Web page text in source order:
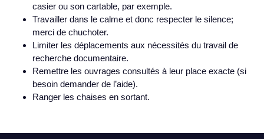
casier ou son cartable, par exemple.
Travailler dans le calme et donc respecter le silence;
merci de chuchoter.
Limiter les déplacements aux nécessités du travail de
recherche documentaire.
Remettre les ouvrages consultés à leur place exacte (si
besoin demander de l’aide).
Ranger les chaises en sortant.